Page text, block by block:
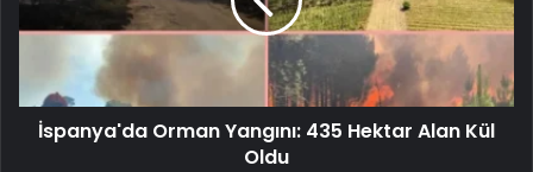
İspanya'da Orman Yangını: 435 Hektar Alan Kül
Oldu